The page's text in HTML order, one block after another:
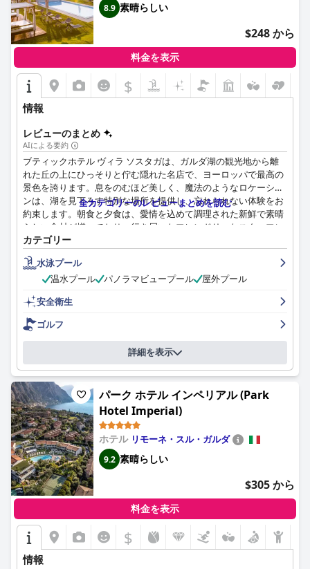
8.9 素晴らしい
$248 から
料金を表示
$
情報
レビューのまとめ
AIによる要約
ブティックホテル ヴィラ ソスタガは、ガルダ湖の観光地から離
れた丘の上にひっそりと佇む隠れた名店で、ヨーロッパで最高の
景色を誇ります。息をのむほど美しく、魔法のようなロケーショ
ンは、湖を見下ろす特別な場所を提供し、忘れられない体験をお
約束します。朝食と夕食は、愛情を込めて調理された新鮮で素晴
らしい食材が揃っており、行き届いたフレンドリーなスタッフに
よるサービスも高く評価されています。レストランは、素晴らし
い料理と豊富なワインのセレクションが自慢で、料理の質はグル
メレベルであると評されています。広々とした設備の整ったスイ
ート、スタイリッシュに装飾された客室、湖の息を呑むような景
色を望むコーナーバルコニー付きの客室など、様々な客室タイプ
をご用意しています。スタッフは信じられないほどフレンドリー
で親切で、きめ細やかなサービスと卓越した顧客サービスを提供
します。プールは、リラックスした滞在を求めるゲストにとって
のハイライトです。全体として、ブティックホテル ヴィラ ソス
タガは訪れる価値のある逸品であり、素晴らしいロケーション、
優れた食事、快適な客室、申し分のないスタッフ、そして素晴ら
しいプール体験を提供します。
全カテゴリーのレビューまとめを読む
カテゴリー
水泳プール
温水プール
パノラマビュープール
屋外プール
安全衛生
ゴルフ
詳細を表示
パーク ホテル インペリアル (Park
Hotel Imperial)
ホテル リモーネ・スル・ガルダ
9.2 素晴らしい
$305 から
料金を表示
$
情報